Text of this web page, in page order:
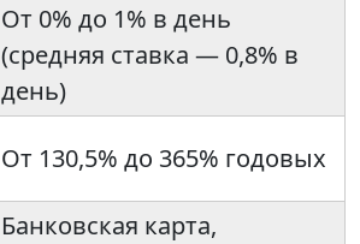
От 0% до 1% в день
(средняя ставка — 0,8% в
день)
От 130,5% до 365% годовых
Банковская карта,